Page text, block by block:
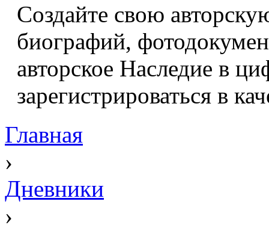
Создайте свою
биографий,
авторское Наследие в
зарегистрироваться в
Главная
›
Дневники
›